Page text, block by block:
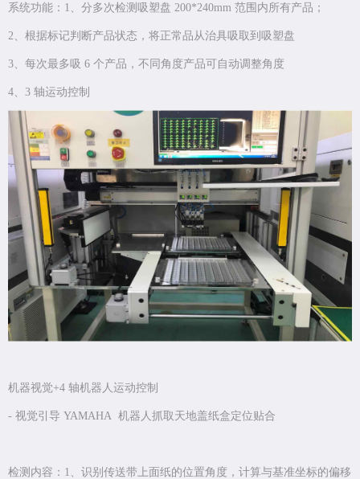
系统功能：1、分多次检测吸塑盘 200*240mm 范围内所有产品；
2、根据标记判断产品状态，将正常品从治具吸取到吸塑盘
3、每次最多吸 6 个产品，不同角度产品可自动调整角度
4、3 轴运动控制
机器视觉+4 轴机器人运动控制
- 视觉引导 YAMAHA 机器人抓取天地盖纸盒定位贴合
检测内容：1、识别传送带上面纸的位置角度，计算与基准坐标的偏移